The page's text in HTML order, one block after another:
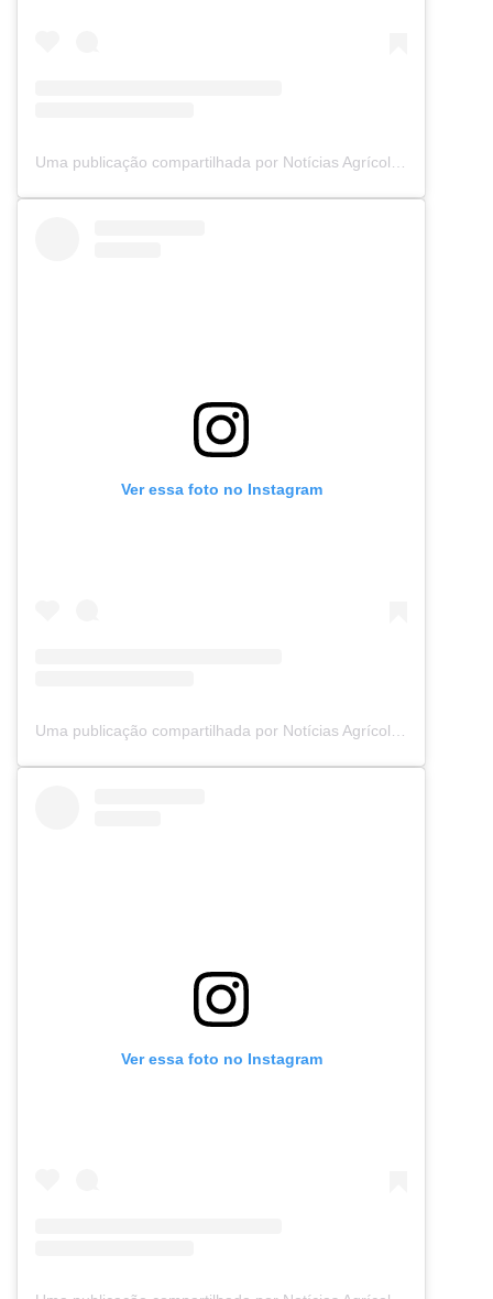
Ver essa foto no Instagram
Ver essa foto no Instagram